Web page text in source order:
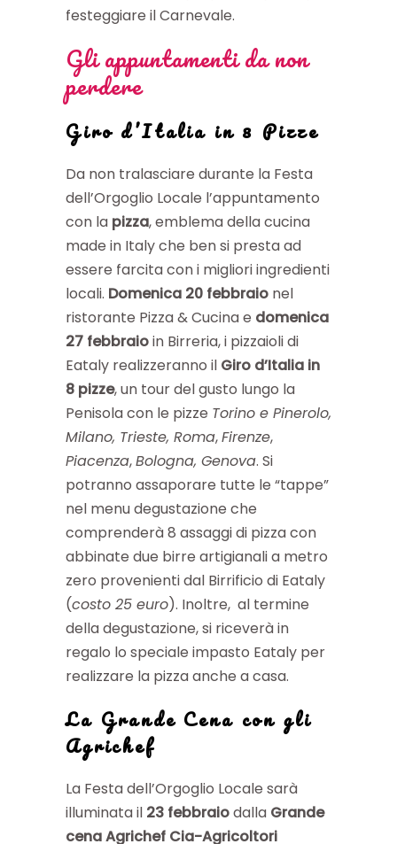
festeggiare il Carnevale.
Gli appuntamenti da non
perdere
Giro d’Italia in 8 Pizze
Da non tralasciare durante la Festa
dell’Orgoglio Locale l’appuntamento
con la pizza, emblema della cucina
made in Italy che ben si presta ad
essere farcita con i migliori ingredienti
locali. Domenica 20 febbraio nel
ristorante Pizza & Cucina e domenica
27 febbraioin Birreria, i pizzaioli di
Eataly realizzeranno il Giro d’Italia in
8 pizze, un tour del gusto lungo la
Penisola con le pizze Torino e Pinerolo,
Milano, Trieste, Roma,Firenze,
Piacenza,Bologna, Genova. Si
potranno assaporare tutte le “tappe”
nel menu degustazione che
comprenderà 8 assaggi di pizza con
abbinate due birre artigianali a metro
zero provenienti dal Birrificio di Eataly
(costo 25 euro). Inoltre, al termine
della degustazione, si riceverà in
regalo lo speciale impasto Eataly per
realizzare la pizza anche a casa.
La Grande Cena con gli
Agrichef
La Festa dell’Orgoglio Locale sarà
illuminata il 23 febbraiodalla Grande
cena Agrichef Cia-Agricoltori